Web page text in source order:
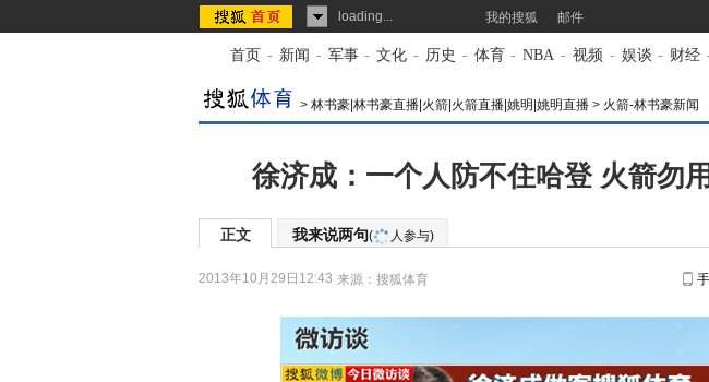
loading... 我的搜狐 邮件
首页 - 新闻 - 军事 - 文化 - 历史 - 体育 - NBA - 视频 - 娱谈 - 财经
> 林书豪|林书豪直播|火箭|火箭直播|姚明|姚明直播 > 火箭-林书豪新闻
徐济成：一个人防不住哈登 火箭勿
正文 我来说两句( 人参与)
2013年10月29日12:43 来源： 搜狐体育